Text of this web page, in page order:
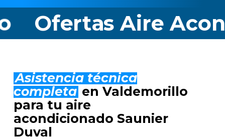
Aire
Asistencia técnica
completa en Valdemorillo
para tu aire
acondicionado Saunier
Duval